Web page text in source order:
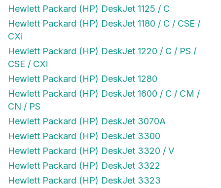
Hewlett Packard (HP) DeskJet 1125 / C
Hewlett Packard (HP) DeskJet 1180 / C / CSE /
CXi
Hewlett Packard (HP) DeskJet 1220 / C / PS /
CSE / CXi
Hewlett Packard (HP) DeskJet 1280
Hewlett Packard (HP) DeskJet 1600 / C / CM /
CN / PS
Hewlett Packard (HP) DeskJet 3070A
Hewlett Packard (HP) DeskJet 3300
Hewlett Packard (HP) DeskJet 3320 / V
Hewlett Packard (HP) DeskJet 3322
Hewlett Packard (HP) DeskJet 3323